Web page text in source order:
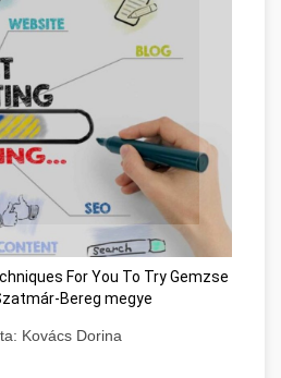
For You To Try Gemzse
Bereg megye
Kovács Dorina